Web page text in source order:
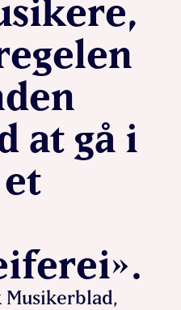
at gå i
Musikerblad,